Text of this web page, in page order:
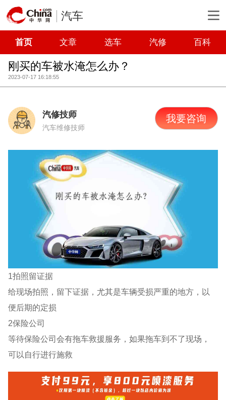
汽车
首页 文章 选车 汽修 百科
刚买的车被水淹怎么办？
2023-07-17 16:18:55
汽修技师
汽车维修技师
我要咨询
1拍照留证据
给现场拍照，留下证据，尤其是车辆受损严重的地方，以
便后期的定损
2保险公司
等待保险公司会有拖车救援服务，如果拖车到不了现场，
可以自行进行施救